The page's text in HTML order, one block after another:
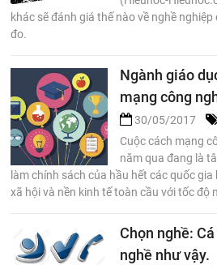
khác sẽ đánh giá thế nào về nghề
đo.
Ngành giáo
mạng công
30/05/2017
Cuộc cách mạng
năm qua đang là
làm chính sách của hầu hết các quốc
xã hội và nền kinh tế toàn cầu với tốc độ
Chọn nghề:
nghề như vậy.